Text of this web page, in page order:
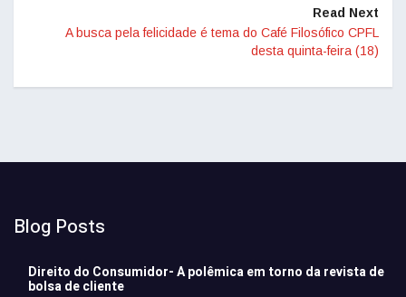
Read Next
A busca pela felicidade é tema do Café Filosófico CPFL
desta quinta-feira (18)
Blog Posts
Direito do Consumidor- A polêmica em torno da revista de
bolsa de cliente